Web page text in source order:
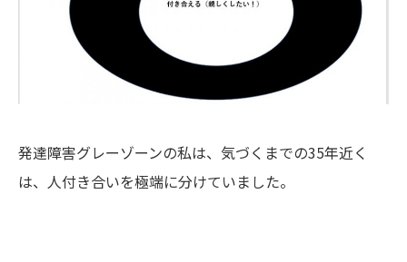
発達障害グレーゾーンの私は、気づくまでの35年近く
は、人付き合いを極端に分けていました。